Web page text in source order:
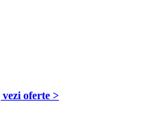
vezi oferte >